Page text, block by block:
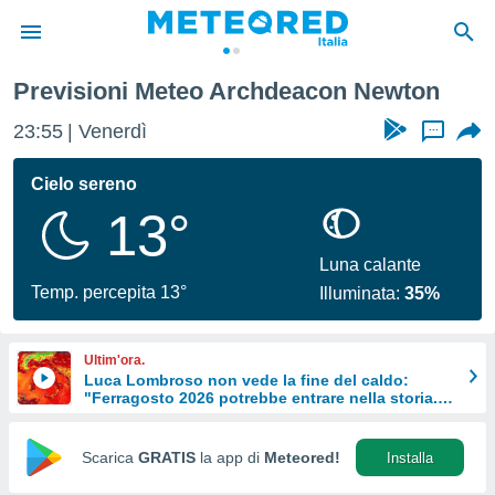
di
per
le
di
Web
Previsioni Meteo Archdeacon Newton
23:55 Venerdì ...
Cielo sereno
13°
Temp. percepita 13°
Luna calante
Illuminata:35%
Ultim'ora.
Luca Lombroso non vede la fine del caldo:
"Ferragosto 2026 potrebbe entrare nella storia.
Scarica GRATIS la app di Meteored! Installa